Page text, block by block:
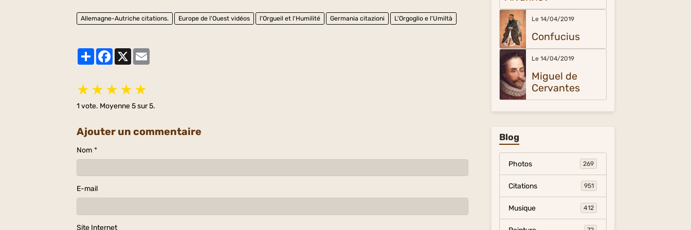
Allemagne-Autriche citations. Europe de l'Ouest vidéos l'Orgueil et l'Humilité Germania citazioni L'Orgoglio e l'Umiltà
PartagerFacebook
X
★ ★ ★ ★ ★
1 vote. Moyenne5sur 5.
Ajouter un commentaire
Nom
E-mail
Site Internet
Le 14/04/2019
Confucius
Le 14/04/2019
Miguel de
Cervantes
Blog
Photos 269
Citations 951
Musique 412